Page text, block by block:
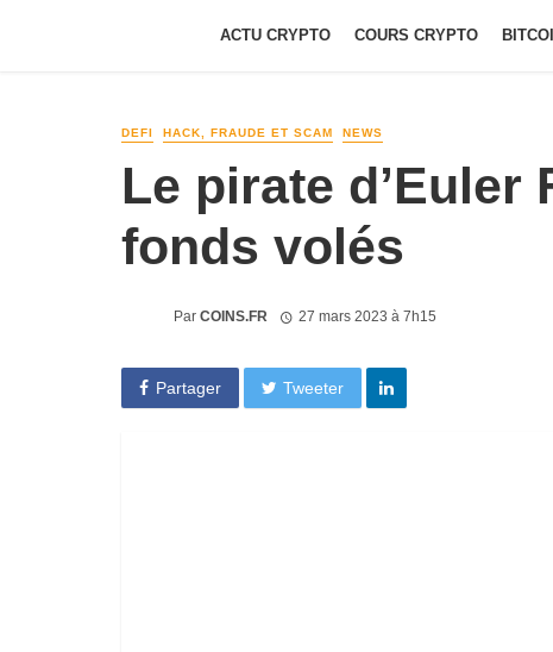
ACTU CRYPTO COURS CRYPTO
DEFI HACK, FRAUDE ET SCAM NEWS
Le pirate d’Euler
fonds volés
Par COINS.FR 27 mars 2023 à 7h15
Partager Tweeter